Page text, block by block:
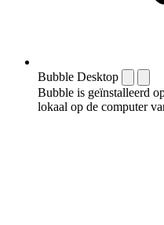
Bubble Desktop
Bubble is geïnstalleerd
lokaal op de computer